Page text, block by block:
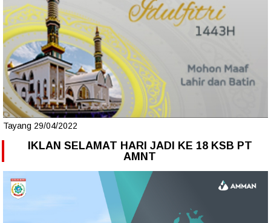
Tayang 29/04/2022
IKLAN SELAMAT HARI JADI KE 18 KSB PT
AMNT